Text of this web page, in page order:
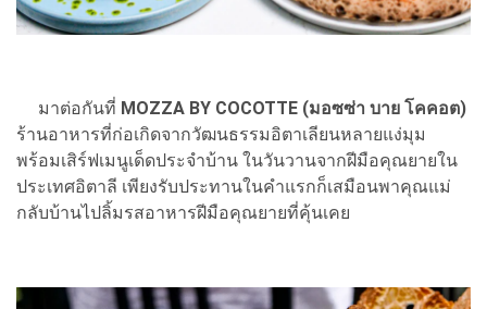
มาต่อกันที่ MOZZA BY COCOTTE (มอซซ่า บาย โคคอต)
ร้านอาหารที่ก่อเกิดจากวัฒนธรรมอิตาเลียนหลายแง่มุม
พร้อมเสิร์ฟเมนูเด็ดประจําบ้าน ในวันวานจากฝีมือคุณยายใน
ประเทศอิตาลี เพียงรับประทานในคำแรกก็เสมือนพาคุณแม่
กลับบ้านไปลิ้มรสอาหารฝีมือคุณยายที่คุ้นเคย